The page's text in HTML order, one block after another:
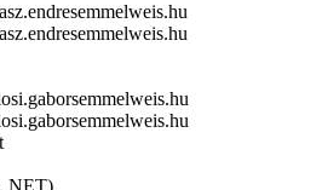
semmelweis.hu
semmelweis.hu
semmelweis.hu
semmelweis.hu
NET)